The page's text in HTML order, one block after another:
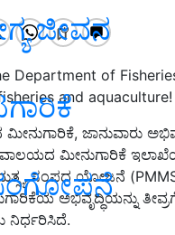
ಜೀವನ
Department of
and aquaculture!
ಜಾನುವಾರು
ಮೀನುಗಾರಿಕೆ
ಸಂಪದ ಯೋಜನೆ
ಅಭಿವೃದ್ಧಿಯನ್ನು
ನಿರ್ಧರಿಸಿದೆ.